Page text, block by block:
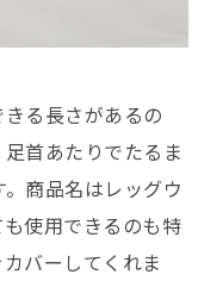
る長さがあるの
首あたりでたるま
商品名はレッグウ
使用できるのも特
バーしてくれま